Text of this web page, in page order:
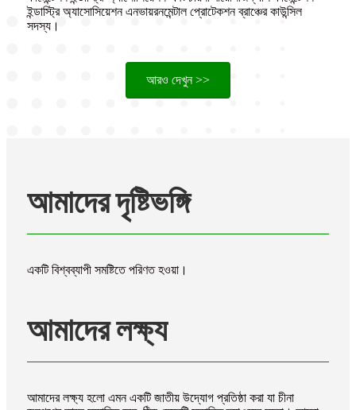
ইন্ডাস্ট্রি অ্যাসোসিয়েশন এনভায়রনমেন্টাল প্রোটেকশন ব্রাঞ্চের কাউন্সিল
সদস্য।
আরও দেখুন >>
আমাদের দৃষ্টিভঙ্গি
একটি বিশ্বব্যাপী সমষ্টিতে পরিণত হওয়া।
আমাদের লক্ষ্য
আমাদের লক্ষ্য হলো এমন একটি জাতীয় উদ্যোগ প্রতিষ্ঠা করা যা চীনা